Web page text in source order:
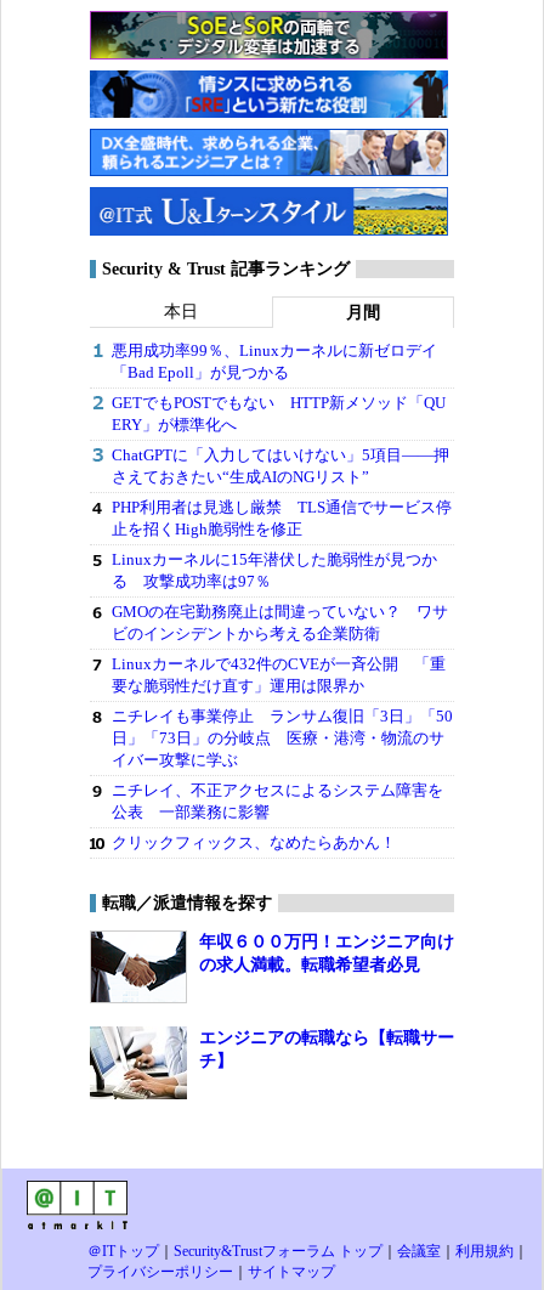
Security & Trust 記事ランキング
本日 月間
悪用成功率99％、Linuxカーネルに新ゼロデイ
「Bad Epoll」が見つかる
GETでもPOSTでもない HTTP新メソッド「QU
ERY」が標準化へ
ChatGPTに「入力してはいけない」5項目――押
さえておきたい“生成AIのNGリスト”
PHP利用者は見逃し厳禁 TLS通信でサービス停
止を招くHigh脆弱性を修正
Linuxカーネルに15年潜伏した脆弱性が見つか
る 攻撃成功率は97％
GMOの在宅勤務廃止は間違っていない？ ワサ
ビのインシデントから考える企業防衛
Linuxカーネルで432件のCVEが一斉公開 「重
要な脆弱性だけ直す」運用は限界か
ニチレイも事業停止 ランサム復旧「3日」「50
日」「73日」の分岐点 医療・港湾・物流のサ
イバー攻撃に学ぶ
ニチレイ、不正アクセスによるシステム障害を
公表 一部業務に影響
クリックフィックス、なめたらあかん！
転職／派遣情報を探す
年収６００万円！エンジニア向け
の求人満載。転職希望者必見
エンジニアの転職なら【転職サー
チ】
＠ITトップ｜ Security&Trustフォーラム トップ｜ 会議室 ｜ 利用規約 ｜
プライバシーポリシー ｜ サイトマップ